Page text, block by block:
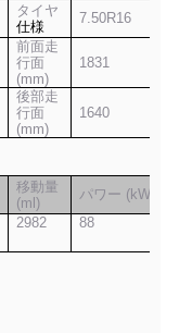
タイヤ
仕様
7.50R16
前面走
行面
(mm)
1831
後部走
行面
(mm)
1640
移動量
(ml)
パワー (kW)
2982 88